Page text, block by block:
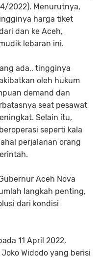
2022). Menurutnya,
harga tiket
dan ke Aceh,
lebaran ini.
ada,, tingginya
oleh hukum
demand dan
seat pesawat
Selain itu,
seperti kala
perjalanan orang
Aceh Nova
langkah penting,
dari kondisi
11 April 2022,
Widodo yang berisi